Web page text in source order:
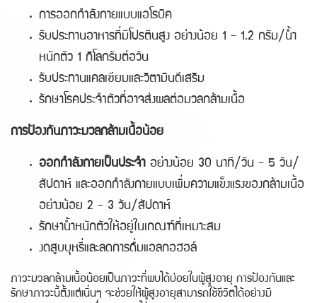
การออกกำลังกายแบบแอโรบิค
รับประทานอาหารที่มีโปรตีนสูง อย่างน้อย 1 - 1.2 กรัม/น้ำ
หนักตัว 1 กิโลกรัมต่อวัน
รับประทานแคลเซียมและวิตามินดีเสริม
รักษาโรคประจำตัวที่อาจส่งผลต่อมวลกล้ามเนื้อ
การป้องกันภาวะมวลกล้ามเนื้อน้อย
ออกกำลังกายเป็นประจำ อย่างน้อย 30 นาที/วัน - 5 วัน/
สัปดาห์ และออกกำลังกายแบบเพิ่มความแข็งแรงของกล้ามเนื้อ
อย่างน้อย 2 - 3 วัน/สัปดาห์
รักษาน้ำหนักตัวให้อยู่ในเกณฑ์ที่เหมาะสม
งดสูบบุหรี่และลดการดื่มแอลกอฮอล์
ภาวะมวลกล้ามเนื้อน้อยเป็นภาวะที่พบได้บ่อยในผู้สูงอายุ การป้องกันและ
รักษาภาวะนี้ตั้งแต่เนิ่นๆ จะช่วยให้ผู้สูงอายุสามารถใช้ชีวิตได้อย่างมี